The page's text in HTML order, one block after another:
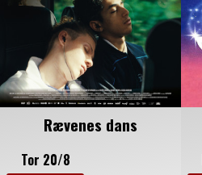
Rævenes dans
Tor 20/8